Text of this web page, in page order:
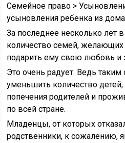
Семейное право >
усыновления ребенка из
За последнее несколько лет
количество семей, желающих
подарить ему свою любовь и
Это очень радует. Ведь
уменьшить количество
попечения родителей и
по всей стране.
Младенцы, от которых
родственники, к сожалению,